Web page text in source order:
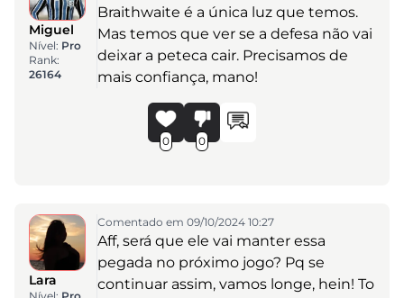
Miguel
Nível: Pro
Rank:
26164
Braithwaite é a única luz que temos.
Mas temos que ver se a defesa não vai
deixar a peteca cair. Precisamos de
mais confiança, mano!
0 0
Lara
Comentado em 09/10/2024 10:27
Aff, será que ele vai manter essa
pegada no próximo jogo? Pq se
continuar assim, vamos longe, hein! To